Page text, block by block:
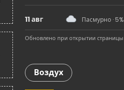
11 авг Пасмурно · 5%
Обновлено при открытии страницы
Воздух